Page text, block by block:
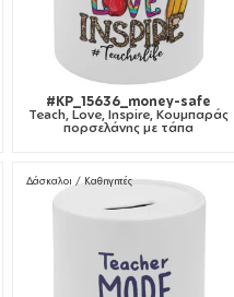
#KP_15636_money-safe
Teach, Love, Inspire, Κουμπαράς
πορσελάνης με τάπα
Δάσκαλοι / Καθηγητές